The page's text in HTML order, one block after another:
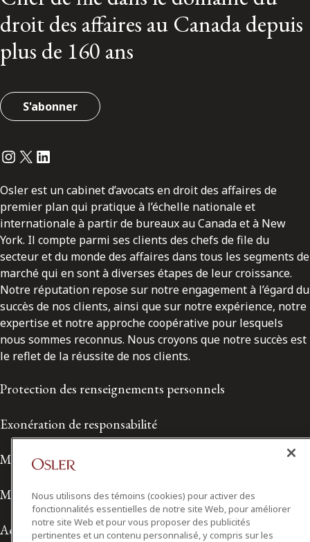
droit des affaires au Canada depuis
plus de 160 ans
S'abonner
Instagram
Twitter
LinkedIn
Osler est un cabinet d’avocats en droit des affaires de
premier plan qui pratique à l’échelle nationale et
internationale à partir de bureaux au Canada et à New
York. Il compte parmi ses clients des chefs de file du
secteur et du monde des affaires dans tous les segments de
marché qui en sont à diverses étapes de leur croissance.
Notre réputation repose sur notre engagement à l’égard du
succès de nos clients, ainsi que sur notre expérience, notre
expertise et notre approche coopérative pour lesquels
nous sommes reconnus. Nous croyons que notre succès est
le reflet de la réussite de nos clients.
Protection des renseignements personnels
Exonération de responsabilité
Modalités de prestation de services
Modalités d'utilisation
Accessibilité
Nous utilisons des témoins (cookies) pour activer des
fonctionnalités essentielles de notre site Web, pour améliorer
notre site Web et pour vous proposer des publicités
pertinentes et un contenu personnalisé, y compris sur les